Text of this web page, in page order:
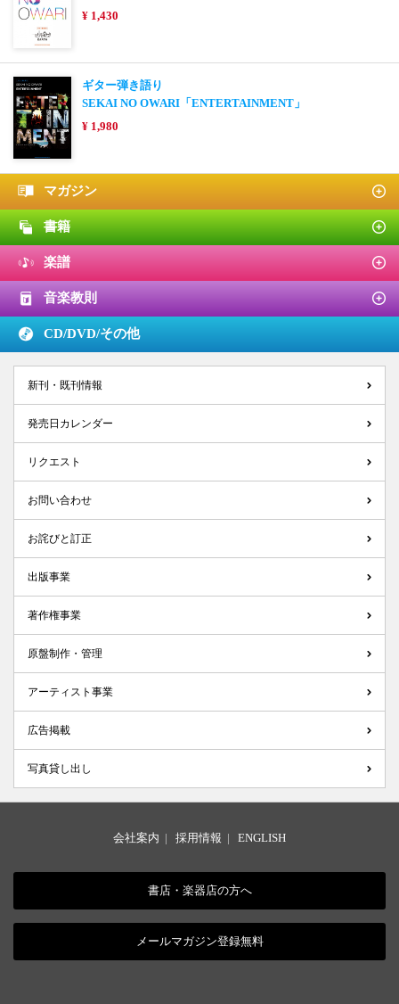
¥ 1,430
ギター弾き語り
SEKAI NO OWARI「ENTERTAINMENT」
¥ 1,980
マガジン
書籍
楽譜
音楽教則
CD/DVD/その他
新刊・既刊情報
発売日カレンダー
リクエスト
お問い合わせ
お詫びと訂正
出版事業
著作権事業
原盤制作・管理
アーティスト事業
広告掲載
写真貸し出し
会社案内 | 採用情報 | ENGLISH
書店・楽器店の方へ
メールマガジン登録無料